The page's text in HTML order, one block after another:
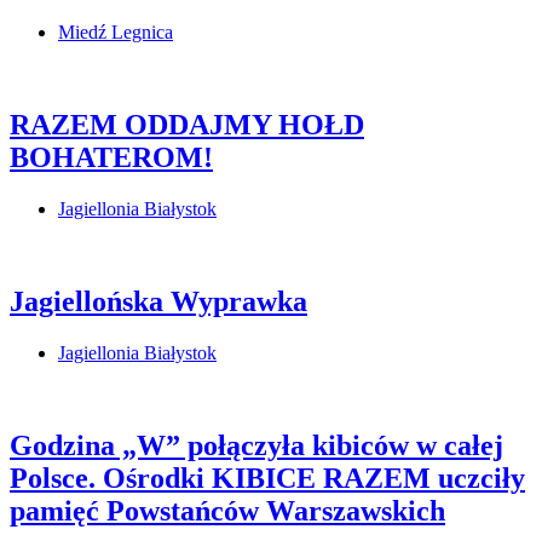
Miedź Legnica
RAZEM ODDAJMY HOŁD
BOHATEROM!
Jagiellonia Białystok
Jagiellońska Wyprawka
Jagiellonia Białystok
Godzina „W” połączyła kibiców w całej
Polsce. Ośrodki KIBICE RAZEM uczciły
pamięć Powstańców Warszawskich